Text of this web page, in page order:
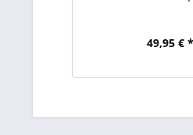
49,95 € *